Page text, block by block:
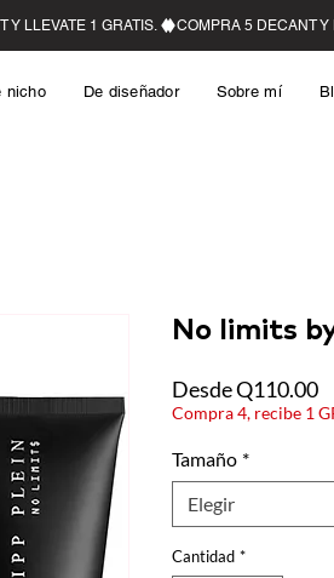
nicho De diseñador Sobre mí
No limits
DesdeQ110.00
Compra 4, recibe 1
Tamaño *
Elegir
Cantidad *